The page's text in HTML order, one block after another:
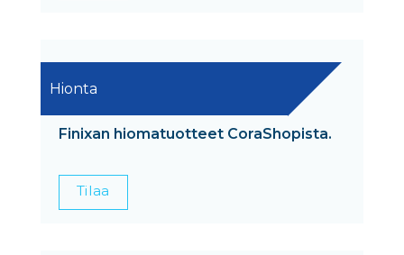
Hionta
Finixan hiomatuotteet CoraShopista.
Tilaa